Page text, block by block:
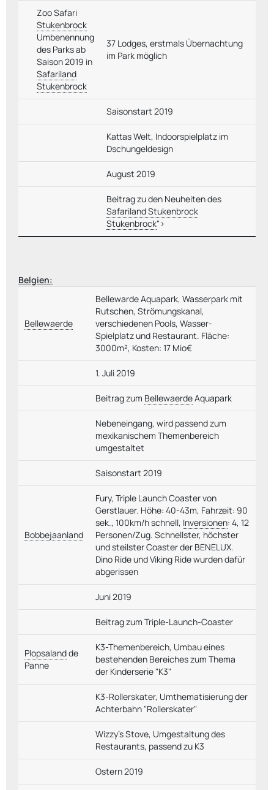
Zoo Safari
Stukenbrock
Umbenennung
des Parks ab
Saison 2019 in
Safariland
Stukenbrock
37 Lodges, erstmals Übernachtung
im Park möglich
Saisonstart 2019
Kattas Welt, Indoorspielplatz im
Dschungeldesign
August 2019
Beitrag zu den Neuheiten des
Safariland Stukenbrock
Stukenbrock">
Belgien:
Bellewaerde
Bellewarde Aquapark, Wasserpark mit
Rutschen, Strömungskanal,
verschiedenen Pools, Wasser-
Spielplatz und Restaurant. Fläche:
3000m², Kosten: 17 Mio€
1. Juli 2019
Beitrag zum BellewaerdeAquapark
Nebeneingang, wird passend zum
mexikanischem Themenbereich
umgestaltet
Saisonstart 2019
Bobbejaanland
Fury, Triple Launch Coaster von
Gerstlauer. Höhe: 40-43m, Fahrzeit: 90
sek., 100km/h schnell, Inversionen: 4, 12
Personen/Zug. Schnellster, höchster
und steilster Coaster der BENELUX.
Dino Ride und Viking Ride wurden dafür
abgerissen
Juni 2019
Beitrag zum Triple-Launch-Coaster
Plopsalandde
Panne
K3-Themenbereich, Umbau eines
bestehenden Bereiches zum Thema
der Kinderserie "K3"
K3-Rollerskater, Umthematisierung der
Achterbahn "Rollerskater"
Wizzy's Stove, Umgestaltung des
Restaurants, passend zu K3
Ostern 2019